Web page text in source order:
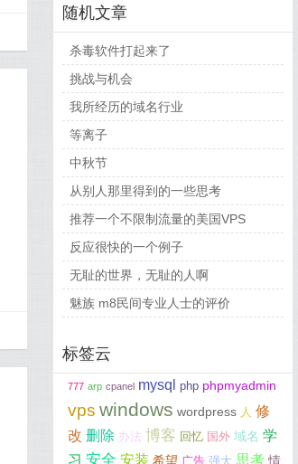
随机文章
杀毒软件打起来了
挑战与机会
我所经历的域名行业
等离子
中秋节
从别人那里得到的一些思考
推荐一个不限制流量的美国VPS
反应很快的一个例子
无耻的世界，无耻的人啊
魅族 m8民间专业人士的评价
标签云
777 arp cpanel mysql php phpmyadmin
vps windows wordpress 人 修
改 删除 办法 博客 回忆 国外 域名 学
习 安全 安装 希望 广告 强大 思考 情